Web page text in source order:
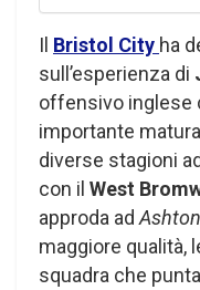
Il Bristol City ha
sull’esperienza di
offensivo inglese
importante
diverse stagioni
con il West
approda ad
maggiore qualità,
squadra che